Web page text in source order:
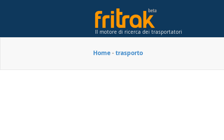
Il motore di ricerca dei trasportatori
Home-trasporto